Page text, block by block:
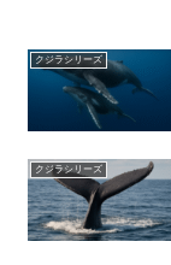
クジラシリーズ
クジラシリーズ